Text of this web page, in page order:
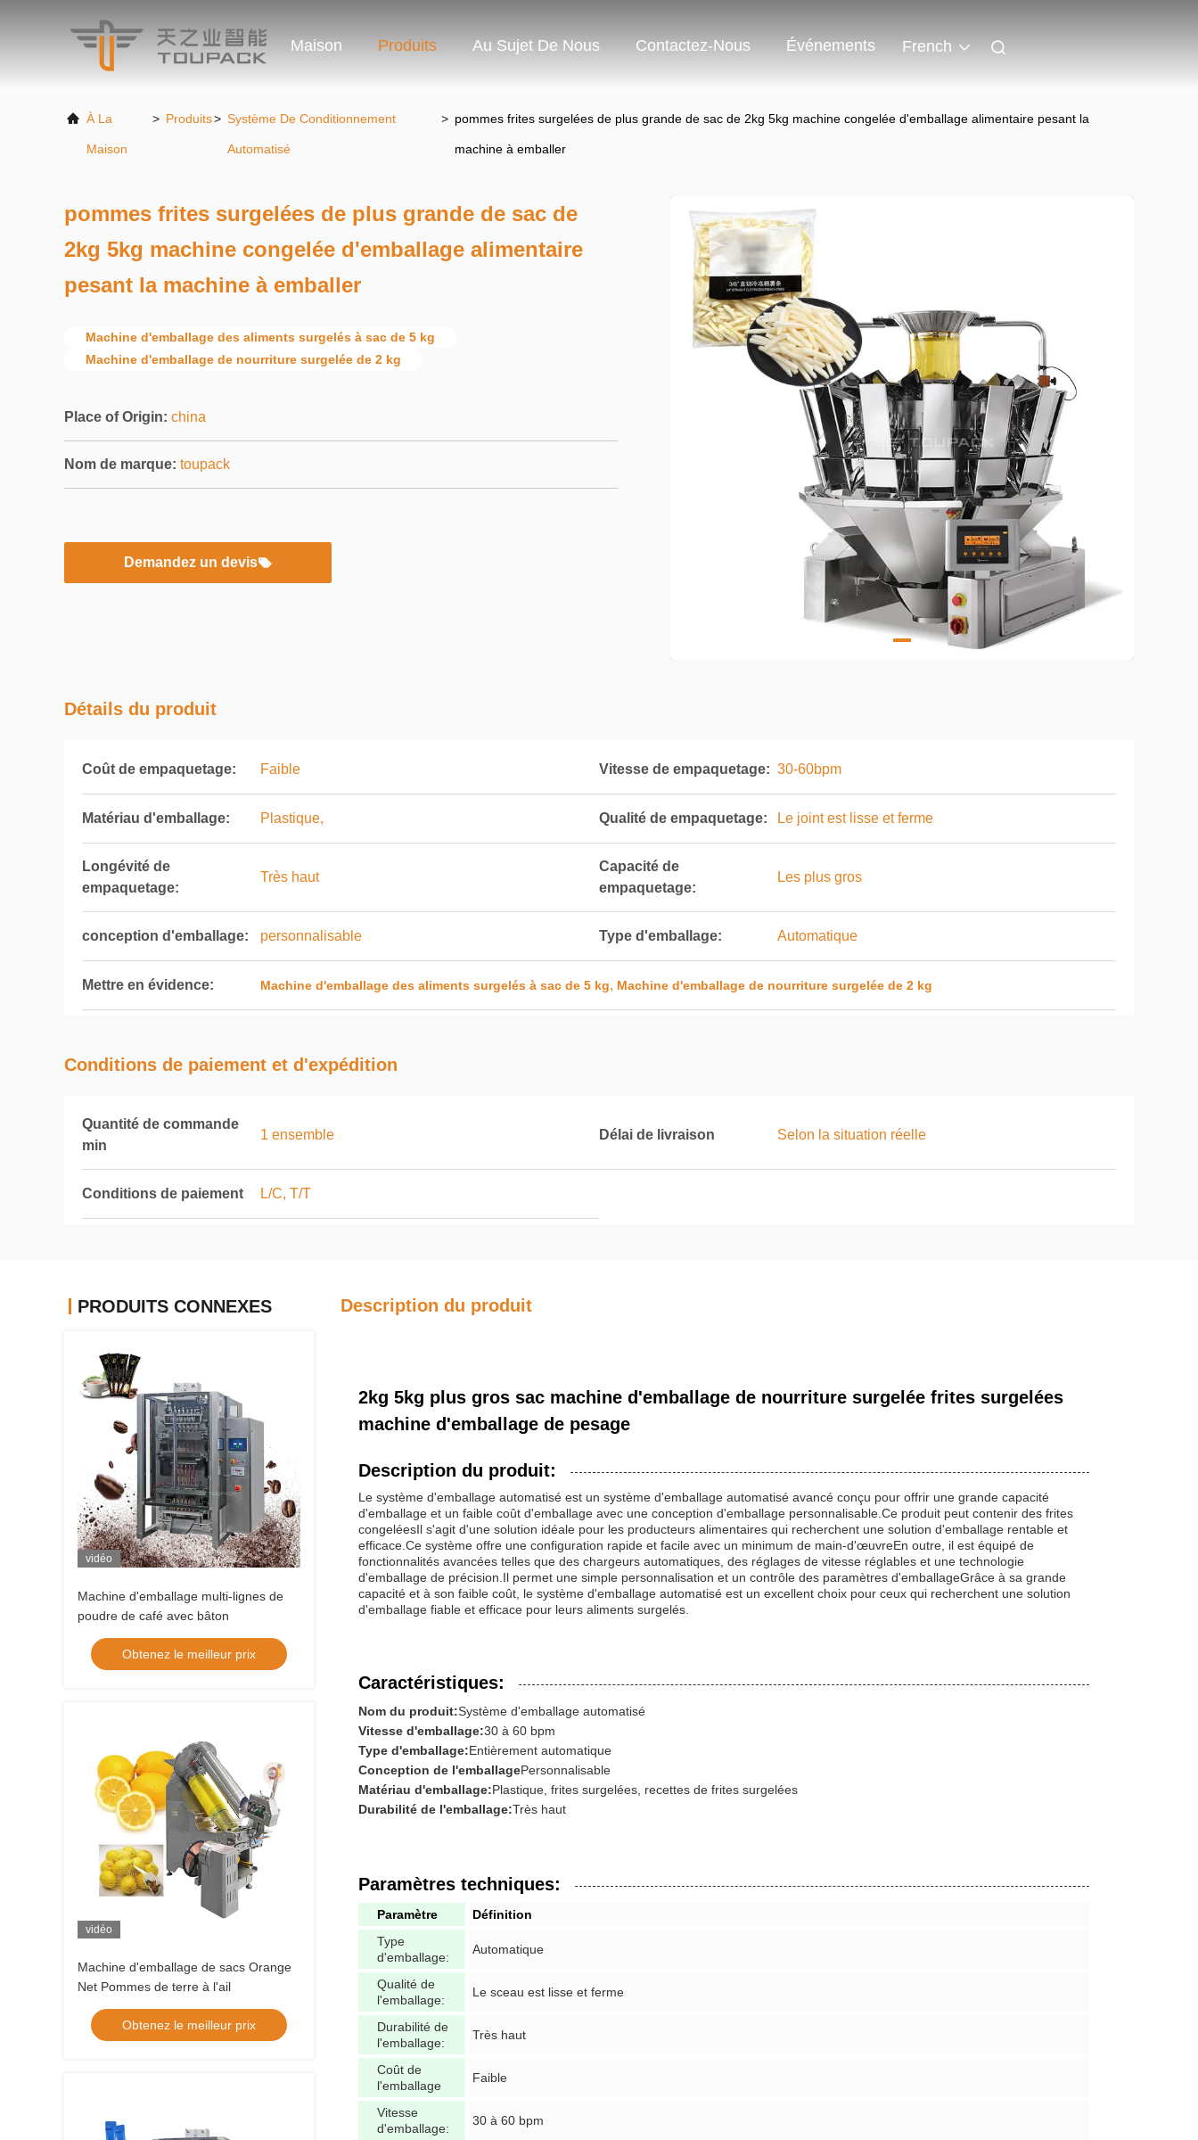
Maison Produits Au Sujet De Nous Contactez-Nous Événements French
À La
Maison
> Produits> Système De Conditionnement
Automatisé
> pommes frites surgelées de plus grande de sac de 2kg 5kg machine congelée d'emballage alimentaire pesant la
machine à emballer
pommes frites surgelées de plus grande de sac de
2kg 5kg machine congelée d'emballage alimentaire
pesant la machine à emballer
Machine d'emballage des aliments surgelés à sac de 5 kg
Machine d'emballage de nourriture surgelée de 2 kg
Place of Origin: china
Nom de marque: toupack
Demandez un devis
Détails du produit
Coût de empaquetage: Faible Vitesse de empaquetage: 30-60bpm
Matériau d'emballage: Plastique, Qualité de empaquetage: Le joint est lisse et ferme
Longévité de
empaquetage:
Très haut
Capacité de
empaquetage:
Les plus gros
conception d'emballage: personnalisable Type d'emballage: Automatique
Mettre en évidence: Machine d'emballage des aliments surgelés à sac de 5 kg, Machine d'emballage de nourriture surgelée de 2 kg
Conditions de paiement et d'expédition
Quantité de commande
min
1 ensemble Délai de livraison Selon la situation réelle
Conditions de paiement L/C, T/T
PRODUITS CONNEXES
vidéo
Machine d'emballage multi-lignes de
poudre de café avec bâton
Obtenez le meilleur prix
vidéo
Machine d'emballage de sacs Orange
Net Pommes de terre à l'ail
Obtenez le meilleur prix
Description du produit
2kg 5kg plus gros sac machine d'emballage de nourriture surgelée frites surgelées
machine d'emballage de pesage
Description du produit:
Le système d'emballage automatisé est un système d'emballage automatisé avancé conçu pour offrir une grande capacité
d'emballage et un faible coût d'emballage avec une conception d'emballage personnalisable.Ce produit peut contenir des frites
congeléesIl s'agit d'une solution idéale pour les producteurs alimentaires qui recherchent une solution d'emballage rentable et
efficace.Ce système offre une configuration rapide et facile avec un minimum de main-d'œuvreEn outre, il est équipé de
fonctionnalités avancées telles que des chargeurs automatiques, des réglages de vitesse réglables et une technologie
d'emballage de précision.Il permet une simple personnalisation et un contrôle des paramètres d'emballageGrâce à sa grande
capacité et à son faible coût, le système d'emballage automatisé est un excellent choix pour ceux qui recherchent une solution
d'emballage fiable et efficace pour leurs aliments surgelés.
Caractéristiques:
Nom du produit:Système d'emballage automatisé
Vitesse d'emballage:30 à 60 bpm
Type d'emballage:Entièrement automatique
Conception de l'emballagePersonnalisable
Matériau d'emballage:Plastique, frites surgelées, recettes de frites surgelées
Durabilité de l'emballage:Très haut
Paramètres techniques:
Paramètre
Définition
Type
d'emballage:
Automatique
Qualité de
l'emballage:
Le sceau est lisse et ferme
Durabilité de
l'emballage:
Très haut
Coût de
l'emballage
Faible
Vitesse
d'emballage:
30 à 60 bpm